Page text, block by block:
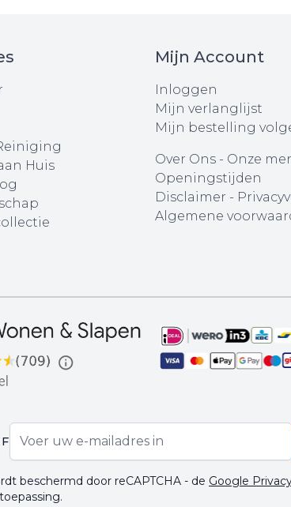
Huis
Mijn Account
Inloggen
Mijn verlanglijst
Mijn bestelling
Over Ons- Onze
Openingstijden
Disclaimer -
Algemene
E-mail adres
beschermd door reCAPTCHA - de Google